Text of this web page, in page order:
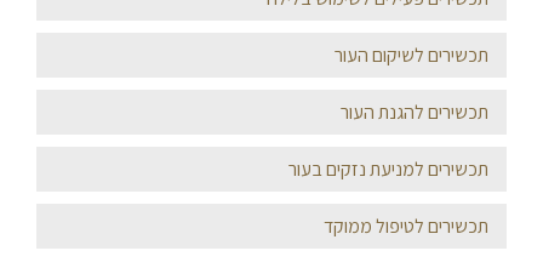
תכשירים לשיקום העור
תכשירים להגנת העור
תכשירים למניעת נזקים בעור
תכשירים לטיפול ממוקד